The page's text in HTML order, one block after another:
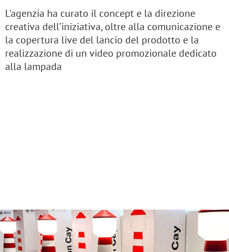
L'agenzia ha curato il concept e la direzione
creativa dell’iniziativa, oltre alla comunicazione e
la copertura live del lancio del prodotto e la
realizzazione di un video promozionale dedicato
alla lampada